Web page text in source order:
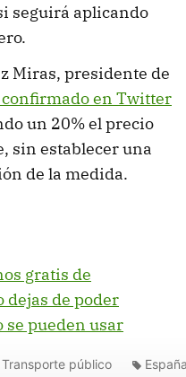
seguirá aplicando
Miras, presidente de
en Twitter
un 20% el precio
sin establecer una
de la medida.
gratis de
de poder
se pueden usar
Transporte público